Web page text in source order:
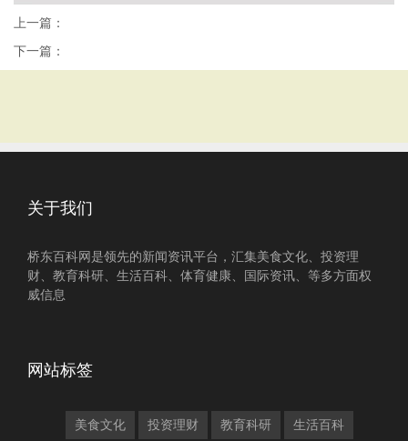
上一篇：
下一篇：
关于我们
桥东百科网是领先的新闻资讯平台，汇集美食文化、投资理
财、教育科研、生活百科、体育健康、国际资讯、等多方面权
威信息
网站标签
美食文化 投资理财 教育科研 生活百科